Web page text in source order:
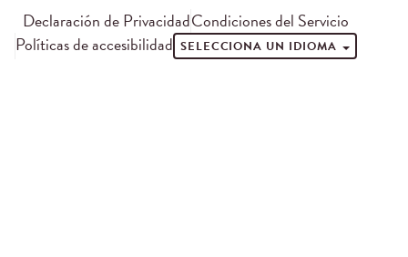
Declaración de PrivacidadCondiciones del Servicio
Políticas de accesibilidad SELECCIONA UN IDIOMA